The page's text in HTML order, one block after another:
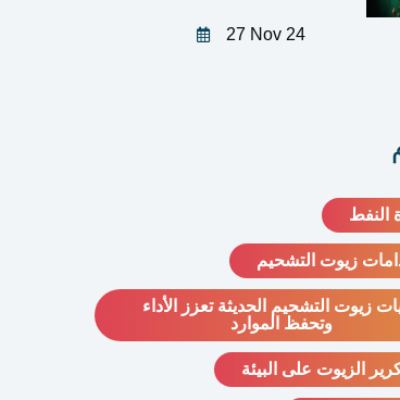
27 Nov 24
النفط
زيوت التشحيم
زيوت التشحيم الحديثة تعزز الأداء
وتحفظ الموارد
الزيوت على البيئة